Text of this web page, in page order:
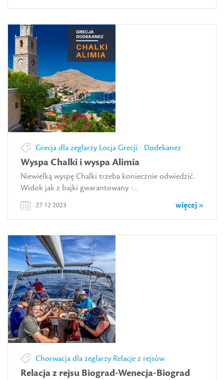
Grecja dla żeglarzy Locja Grecji - Dodekanez
Wyspa Chalki i wyspa Alimia
Niewielką wyspę Chalki trzeba koniecznie odwiedzić.
Widok jak z bajki gwarantowany -...
więcej »
27 12 2023
Chorwacja dla żeglarzy Relacje z rejsów
Relacja z rejsu Biograd-Wenecja-Biograd